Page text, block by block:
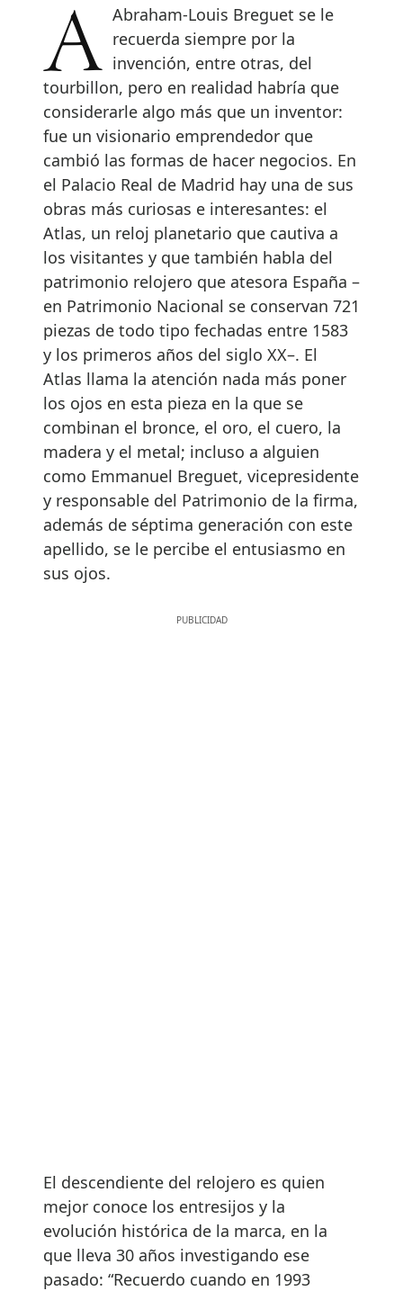
A Abraham-Louis Breguet se le recuerda siempre por la
invención, entre otras, del
tourbillon, pero en realidad habría que
considerarle algo más que un inventor:
fue un visionario emprendedor que
cambió las formas de hacer negocios. En
el Palacio Real de Madrid hay una de sus
obras más curiosas e interesantes: el
Atlas, un reloj planetario que cautiva a
los visitantes y que también habla del
patrimonio relojero que atesora España –
en Patrimonio Nacional se conservan 721
piezas de todo tipo fechadas entre 1583
y los primeros años del siglo XX–. El
Atlas llama la atención nada más poner
los ojos en esta pieza en la que se
combinan el bronce, el oro, el cuero, la
madera y el metal; incluso a alguien
como Emmanuel Breguet, vicepresidente
y responsable del Patrimonio de la firma,
además de séptima generación con este
apellido, se le percibe el entusiasmo en
sus ojos.
El descendiente del relojero es quien
mejor conoce los entresijos y la
evolución histórica de la marca, en la
que lleva 30 años investigando ese
pasado: “Recuerdo cuando en 1993